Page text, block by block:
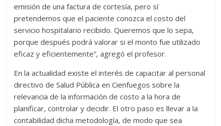
emisión de una factura de cortesía, pero sí
pretendemos que el paciente conozca el costo del
servicio hospitalario recibido. Queremos que lo sepa,
porque después podrá valorar si el monto fue utilizado
eficaz y eficientemente”, agregó el profesor.
En la actualidad existe el interés de capacitar al personal
directivo de Salud Pública en Cienfuegos sobre la
relevancia de la información de costo a la hora de
planificar, controlar y decidir. El otro paso es llevar a la
contabilidad dicha metodología, de modo que sea